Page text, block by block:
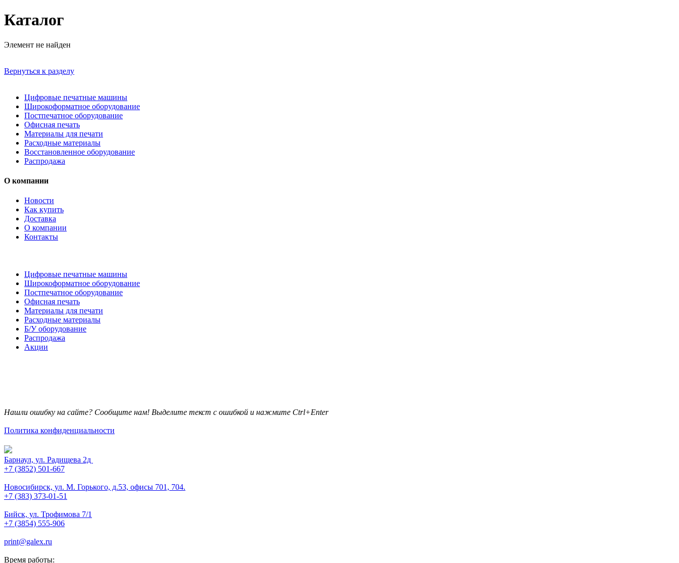
Каталог
Элемент не найден
Вернуться к разделу
Цифровые печатные машины
Широкоформатное оборудование
Постпечатное оборудование
Офисная печать
Материалы для печати
Расходные материалы
Восстановленное оборудование
Распродажа
О компании
Новости
Как купить
Доставка
О компании
Контакты
Цифровые печатные машины
Широкоформатное оборудование
Постпечатное оборудование
Офисная печать
Материалы для печати
Расходные материалы
Б/У оборудование
Распродажа
Акции
Нашли ошибку на сайте? Сообщите нам! Выделите текст с ошибкой и нажмите Ctrl+Enter
Политика конфиденциальности
Барнаул, ул. Радищева 2д
+7 (3852) 501-667
Новосибирск, ул. М. Горького, д.53, офисы 701, 704.
+7 (383) 373-01-51
Бийск, ул. Трофимова 7/1
+7 (3854) 555-906
print@galex.ru
Время работы: